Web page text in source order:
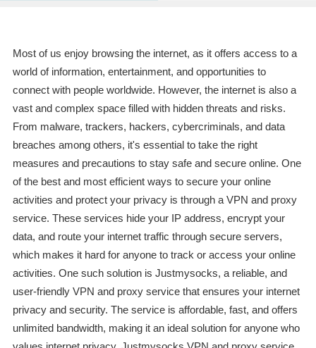
Most of us enjoy browsing the internet, as it offers access to a
world of information, entertainment, and opportunities to
connect with people worldwide. However, the internet is also a
vast and complex space filled with hidden threats and risks.
From malware, trackers, hackers, cybercriminals, and data
breaches among others, it's essential to take the right
measures and precautions to stay safe and secure online. One
of the best and most efficient ways to secure your online
activities and protect your privacy is through a VPN and proxy
service. These services hide your IP address, encrypt your
data, and route your internet traffic through secure servers,
which makes it hard for anyone to track or access your online
activities. One such solution is Justmysocks, a reliable, and
user-friendly VPN and proxy service that ensures your internet
privacy and security. The service is affordable, fast, and offers
unlimited bandwidth, making it an ideal solution for anyone who